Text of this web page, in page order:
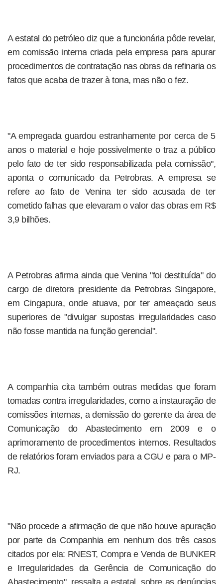
A estatal do petróleo diz que a funcionária pôde revelar,
em comissão interna criada pela empresa para apurar
procedimentos de contratação nas obras da refinaria os
fatos que acaba de trazer à tona, mas não o fez.
"A empregada guardou estranhamente por cerca de 5
anos o material e hoje possivelmente o traz a público
pelo fato de ter sido responsabilizada pela comissão",
aponta o comunicado da Petrobras. A empresa se
refere ao fato de Venina ter sido acusada de ter
cometido falhas que elevaram o valor das obras em R$
3,9 bilhões.
A Petrobras afirma ainda que Venina "foi destituída" do
cargo de diretora presidente da Petrobras Singapore,
em Cingapura, onde atuava, por ter ameaçado seus
superiores de "divulgar supostas irregularidades caso
não fosse mantida na função gerencial".
A companhia cita também outras medidas que foram
tomadas contra irregularidades, como a instauração de
comissões internas, a demissão do gerente da área de
Comunicação do Abastecimento em 2009 e o
aprimoramento de procedimentos internos. Resultados
de relatórios foram enviados para a CGU e para o MP-
RJ.
"Não procede a afirmação de que não houve apuração
por parte da Companhia em nenhum dos três casos
citados por ela: RNEST, Compra e Venda de BUNKER
e Irregularidades da Gerência de Comunicação do
Abastecimento", ressalta a estatal, sobre as denúncias